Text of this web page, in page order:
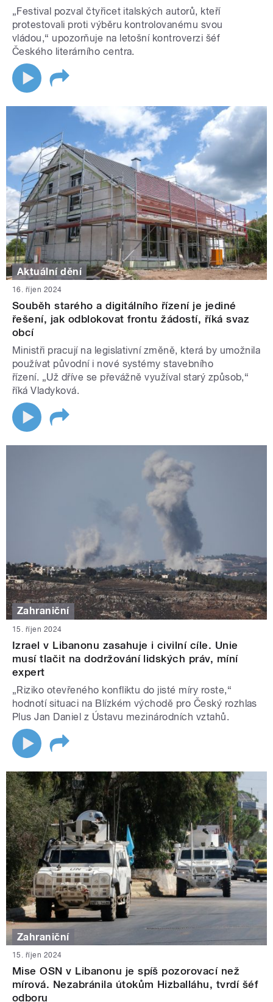
„Festival pozval čtyřicet italských autorů, kteří
protestovali proti výběru kontrolovanému svou
vládou,“ upozorňuje na letošní kontroverzi šéf
Českého literárního centra.
Aktuální dění
16. říjen 2024
Souběh starého a digitálního řízení je jediné
řešení, jak odblokovat frontu žádostí, říká svaz
obcí
Ministři pracují na legislativní změně, která by umožnila
používat původní i nové systémy stavebního
řízení. „Už dříve se převážně využíval starý způsob,“
říká Vladyková.
Zahraniční
15. říjen 2024
Izrael v Libanonu zasahuje i civilní cíle. Unie
musí tlačit na dodržování lidských práv, míní
expert
„Riziko otevřeného konfliktu do jisté míry roste,“
hodnotí situaci na Blízkém východě pro Český rozhlas
Plus Jan Daniel z Ústavu mezinárodních vztahů.
Zahraniční
15. říjen 2024
Mise OSN v Libanonu je spíš pozorovací než
mírová. Nezabránila útokům Hizballáhu, tvrdí šéf
odboru